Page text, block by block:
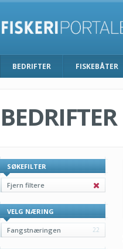
BEDRIFTER FISKEBÅTER
BEDRIFTER
SØKEFILTER
Fjern filtere
VELG NÆRING
Fangstnæringen 22